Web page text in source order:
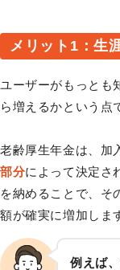
メリット1：生
ユーザーがもっとも
ら増えるかという点
老齢厚生年金は、加
部分によって決定さ
を納めることで、そ
額が確実に増加しま
例えば